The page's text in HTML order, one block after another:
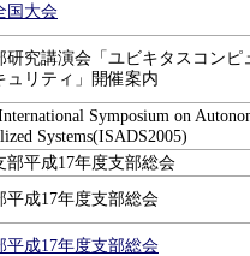
国大会
研究講演会「ユビキタスコンピ
ュリティ」開催案内
Symposium on
Systems(ISADS2005)
部平成17年度支部総会
平成17年度支部総会
平成17年度支部総会